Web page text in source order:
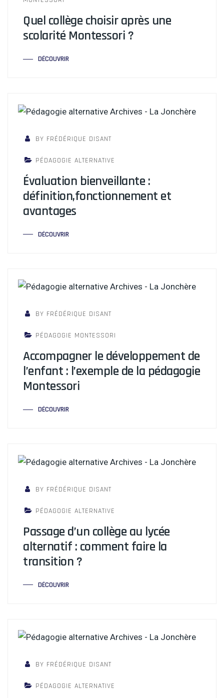
Quel collège choisir après une
scolarité Montessori ?
DÉCOUVRIR
BY FRÉDÉRIQUE DISANT
PÉDAGOGIE ALTERNATIVE
Évaluation bienveillante :
définition,fonctionnement et
avantages
DÉCOUVRIR
BY FRÉDÉRIQUE DISANT
PÉDAGOGIE MONTESSORI
Accompagner le développement de
l’enfant : l’exemple de la pédagogie
Montessori
DÉCOUVRIR
BY FRÉDÉRIQUE DISANT
PÉDAGOGIE ALTERNATIVE
Passage d’un collège au lycée
alternatif : comment faire la
transition ?
DÉCOUVRIR
BY FRÉDÉRIQUE DISANT
PÉDAGOGIE ALTERNATIVE